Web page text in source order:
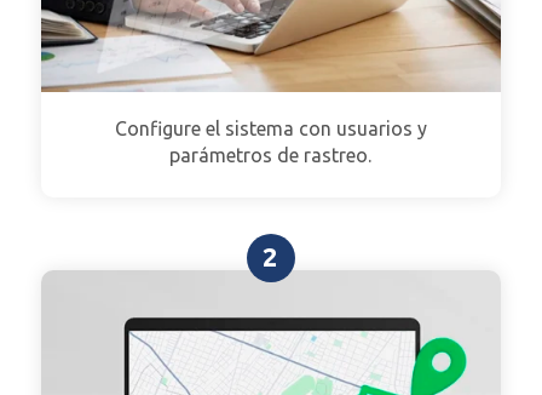
Configure el sistema con usuarios y
parámetros de rastreo.
2